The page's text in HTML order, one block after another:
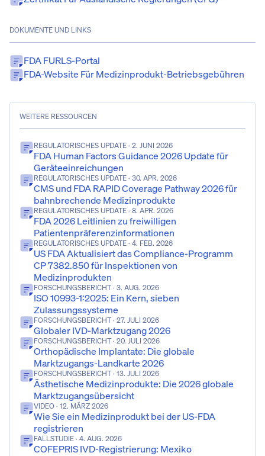
DOKUMENTE UND LINKS
FDA FURLS-Portal
FDA-Website Für Medizinprodukt-Betriebsgebühren
WEITERE RESSOURCEN
REGULATORISCHES UPDATE · 2. JUNI 2026
FDA Human Factors Guidance 2026 Update für
Geräteeinreichungen
REGULATORISCHES UPDATE · 30. APR. 2026
CMS und FDA RAPID Coverage Pathway 2026 für
bahnbrechende Medizinprodukte
REGULATORISCHES UPDATE · 8. APR. 2026
FDA 2026 Leitlinien zu freiwilligen
Patientenpräferenzinformationen
REGULATORISCHES UPDATE · 4. FEB. 2026
US FDA Aktualisiert das Compliance-Programm
CP 7382.850 für Inspektionen von
Medizinprodukten
FORSCHUNGSBERICHT· 3. AUG. 2026
ISO 10993-1:2025: Ein Kern, sieben
Zulassungssysteme
FORSCHUNGSBERICHT· 27. JULI 2026
Globaler IVD-Marktzugang 2026
FORSCHUNGSBERICHT· 20. JULI 2026
Orthopädische Implantate: Die globale
Marktzugangs-Landkarte 2026
FORSCHUNGSBERICHT· 13. JULI 2026
Ästhetische Medizinprodukte: Die 2026 globale
Marktzugangsübersicht
VIDEO · 12. MÄRZ 2026
Wie Sie ein Medizinprodukt bei der US-FDA
registrieren
FALLSTUDIE · 4. AUG. 2026
COFEPRIS IVD-Registrierung: Mexiko